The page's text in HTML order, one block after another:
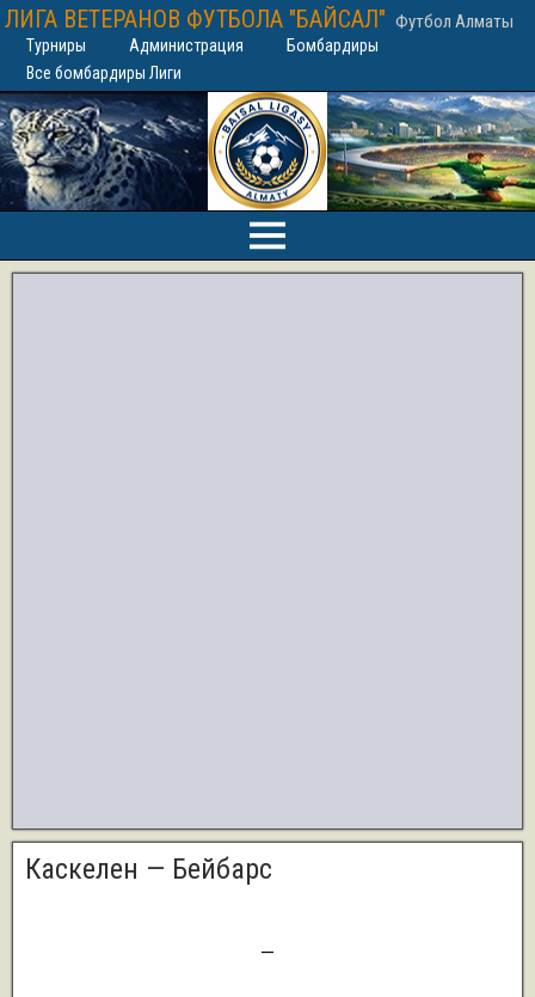
ЛИГА ВЕТЕРАНОВ ФУТБОЛА "БАЙСАЛ" Футбол Алматы
Турниры Администрация
Бомбардиры
Все бомбардиры Лиги
Каскелен — Бейбарс
—